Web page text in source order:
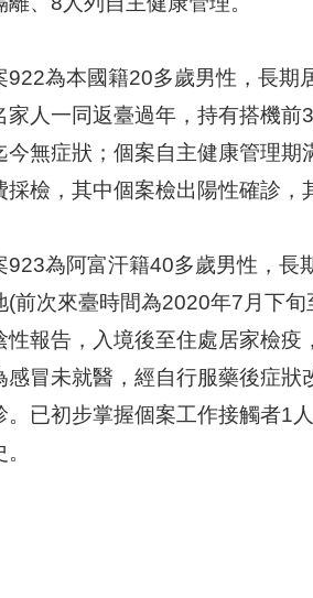
922為本國籍20多歲男性，長期
家人一同返臺過年，持有搭機前
今無症狀；個案自主健康管理期
採檢，其中個案檢出陽性確診，
923為阿富汗籍40多歲男性，長
(前次來臺時間為2020年7月下
性報告，入境後至住處居家檢
感冒未就醫，經自行服藥後症
。已初步掌握個案工作接觸者1
。